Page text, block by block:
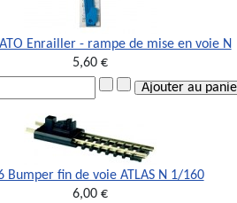
Enrailler - rampe de mise en voie N
5,60 €
Bumper fin de voie ATLAS N 1/160
6,00 €